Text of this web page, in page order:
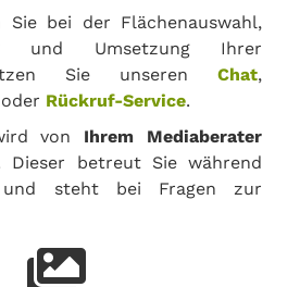
bei der Flächenauswahl,
und Umsetzung Ihrer
Sie unseren Chat,
oder Rückruf-Service.
von Ihrem Mediaberater
Dieser betreut Sie während
und steht bei Fragen zur